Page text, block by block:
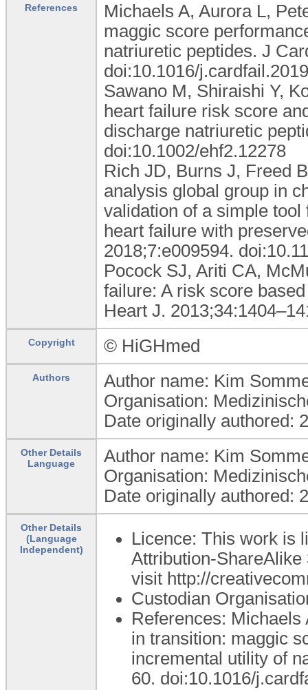
References
Michaels A, Aurora L,
maggic score
natriuretic peptides. J
doi:10.1016/
Sawano M, Shiraishi Y,
heart failure risk score
discharge natriuretic
doi:10.1002/ehf2.12278
Rich JD, Burns J, Freed
analysis global group in
validation of a simple
heart failure with
2018;7:e009594.
Pocock SJ, Ariti CA,
failure: A risk score
Heart J.
Copyright © HiGHmed
Authors
Author name: Kim
Organisation:
Date originally authored:
Other Details
Language
Author name: Kim
Organisation:
Date originally authored:
Other Details
(Language
Independent)
Licence: This work is
Attribution-
visit http://
Custodian
References:
in transition: maggic
incremental utility of
60. doi:10.1016/